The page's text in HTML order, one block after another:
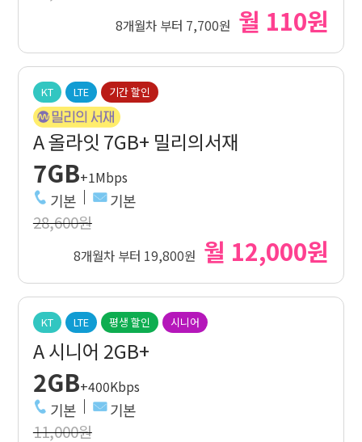
8개월차 부터 7,700원 월 110원
KT LTE 기간 할인
A 올라잇 7GB+ 밀리의서재
7GB+1Mbps
기본 기본
28,600원
8개월차 부터 19,800원 월 12,000원
KT LTE 평생 할인 시니어
A 시니어 2GB+
2GB+400Kbps
기본 기본
11,000원